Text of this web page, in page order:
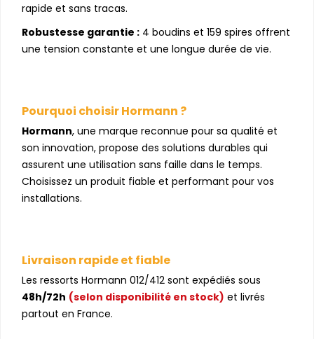
rapide et sans tracas.
Robustesse garantie : 4 boudins et 159 spires offrent
une tension constante et une longue durée de vie.
Pourquoi choisir Hormann ?
Hormann, une marque reconnue pour sa qualité et
son innovation, propose des solutions durables qui
assurent une utilisation sans faille dans le temps.
Choisissez un produit fiable et performant pour vos
installations.
Livraison rapide et fiable
Les ressorts Hormann 012/412 sont expédiés sous
48h/72h (selon disponibilité en stock) et livrés
partout en France.